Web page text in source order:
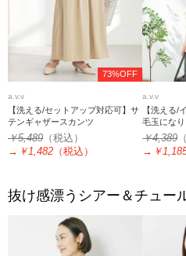
73%OFF
a.v.v
【洗える/セットアップ対応可】サ
テンギャザースカンツ
￥5,489 （税込）
→ ￥1,482 （税込）
a.v.v
【洗える/
毛玉にな
シアーシ
￥4,389
→ ￥
抜け感漂うシアー＆チュー